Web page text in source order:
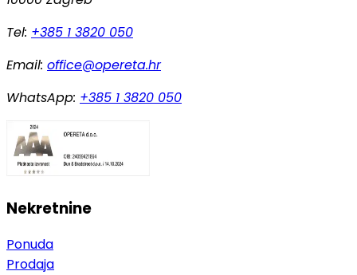
Tel: +385 1 3820 050
Email: office@opereta.hr
WhatsApp: +385 1 3820 050
Nekretnine
Ponuda
Prodaja